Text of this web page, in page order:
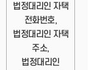
법정대리인 자택
전화번호,
법정대리인 자택
주소,
법정대리인